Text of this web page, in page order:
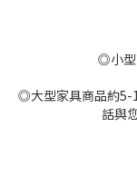
◎小型
◎大型家具商品約5-
話與